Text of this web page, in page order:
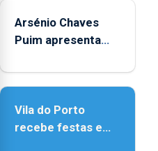
14h00
e
18h00.
Arsénio Chaves
Puim apresenta
de Vila do Porto
Vila do Porto
recebe festas em